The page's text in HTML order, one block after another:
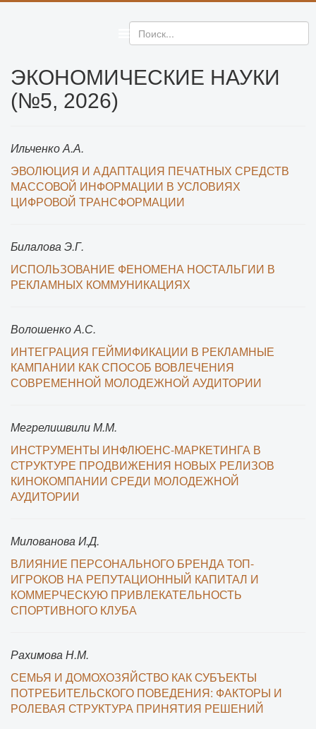
ЭКОНОМИЧЕСКИЕ НАУКИ
(№5, 2026)
Ильченко А.А.
ЭВОЛЮЦИЯ И АДАПТАЦИЯ ПЕЧАТНЫХ СРЕДСТВ
МАССОВОЙ ИНФОРМАЦИИ В УСЛОВИЯХ
ЦИФРОВОЙ ТРАНСФОРМАЦИИ
Билалова Э.Г.
ИСПОЛЬЗОВАНИЕ ФЕНОМЕНА НОСТАЛЬГИИ В
РЕКЛАМНЫХ КОММУНИКАЦИЯХ
Волошенко А.С.
ИНТЕГРАЦИЯ ГЕЙМИФИКАЦИИ В РЕКЛАМНЫЕ
КАМПАНИИ КАК СПОСОБ ВОВЛЕЧЕНИЯ
СОВРЕМЕННОЙ МОЛОДЕЖНОЙ АУДИТОРИИ
Мегрелишвили М.М.
ИНСТРУМЕНТЫ ИНФЛЮЕНС-МАРКЕТИНГА В
СТРУКТУРЕ ПРОДВИЖЕНИЯ НОВЫХ РЕЛИЗОВ
КИНОКОМПАНИИ СРЕДИ МОЛОДЕЖНОЙ
АУДИТОРИИ
Милованова И.Д.
ВЛИЯНИЕ ПЕРСОНАЛЬНОГО БРЕНДА ТОП-
ИГРОКОВ НА РЕПУТАЦИОННЫЙ КАПИТАЛ И
КОММЕРЧЕСКУЮ ПРИВЛЕКАТЕЛЬНОСТЬ
СПОРТИВНОГО КЛУБА
Рахимова Н.М.
СЕМЬЯ И ДОМОХОЗЯЙСТВО КАК СУБЪЕКТЫ
ПОТРЕБИТЕЛЬСКОГО ПОВЕДЕНИЯ: ФАКТОРЫ И
РОЛЕВАЯ СТРУКТУРА ПРИНЯТИЯ РЕШЕНИЙ